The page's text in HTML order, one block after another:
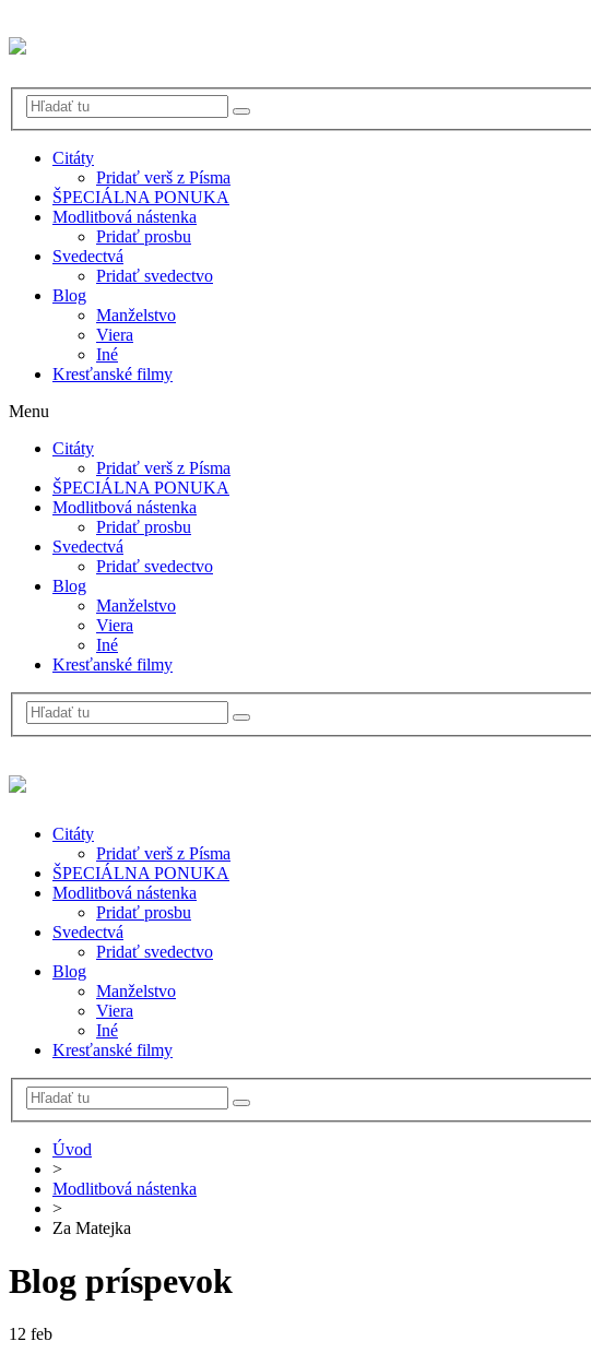
Citáty
Pridať verš z Písma
ŠPECIÁLNA PONUKA
Modlitbová nástenka
Pridať prosbu
Svedectvá
Pridať svedectvo
Blog
Manželstvo
Viera
Iné
Kresťanské filmy
Menu
Citáty
Pridať verš z Písma
ŠPECIÁLNA PONUKA
Modlitbová nástenka
Pridať prosbu
Svedectvá
Pridať svedectvo
Blog
Manželstvo
Viera
Iné
Kresťanské filmy
Citáty
Pridať verš z Písma
ŠPECIÁLNA PONUKA
Modlitbová nástenka
Pridať prosbu
Svedectvá
Pridať svedectvo
Blog
Manželstvo
Viera
Iné
Kresťanské filmy
Úvod
>
Modlitbová nástenka
>
Za Matejka
Blog príspevok
12 feb